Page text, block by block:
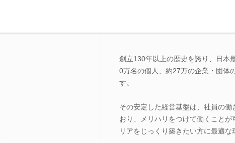
創立130年以上の歴史を誇り、日本
0万名の個人、約27万の企業・団体
す。
その安定した経営基盤は、社員の
おり、メリハリをつけて働くこと
リアをじっくり築きたい方に最適な